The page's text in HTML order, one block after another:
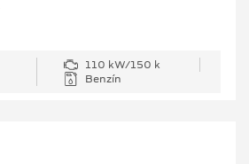
110 kW/150 k
Benzín